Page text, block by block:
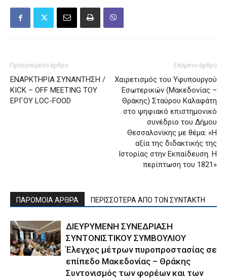
Προηγούμενο άρθρο
ΕΝΑΡΚΤΗΡΙΑ ΣΥΝΑΝΤΗΣΗ /
KICK – OFF MEETING TOY
ΕΡΓΟΥ LOC-FOOD
Επόμενο άρθρο
Χαιρετισμός του Υφυπουργού
Εσωτερικών (Μακεδονίας –
Θράκης) Σταύρου Καλαφάτη
στο ψηφιακό επιστημονικό
συνέδριο του Δήμου
Θεσσαλονίκης με θέμα: «Η
αξία της διδακτικής της
Ιστορίας στην Εκπαίδευση. Η
περίπτωση του 1821»
ΠΑΡΟΜΟΙΑ ΑΡΘΡΑ ΠΕΡΙΣΣΟΤΕΡΑ ΑΠΟ ΤΟΝ ΣΥΝΤΑΚΤΗ
ΔΙΕΥΡΥΜΕΝΗ ΣΥΝΕΔΡΙΑΣΗ
ΣΥΝΤΟΝΙΣΤΙΚΟΥ ΣΥΜΒΟΥΛΙΟΥ
Έλεγχος μέτρων πυροπροστασίας σε
επίπεδο Μακεδονίας – Θράκης
Συντονισμός των φορέων και των